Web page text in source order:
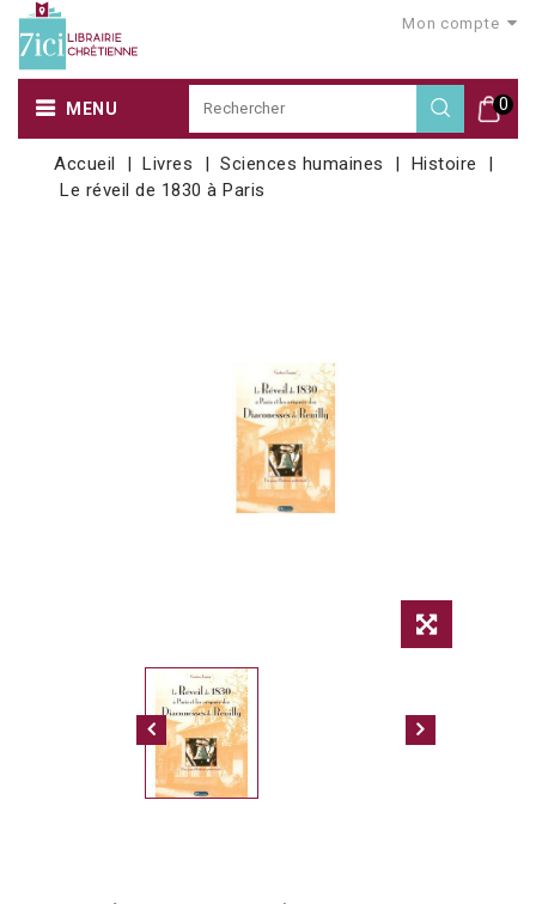
Mon compte
0
MENU
Accueil Livres Sciences humaines
Histoire
Le réveil de 1830 à Paris